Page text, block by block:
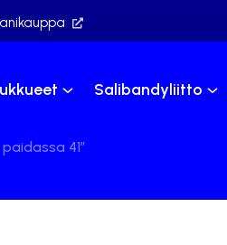
Salibandyliitto
41”